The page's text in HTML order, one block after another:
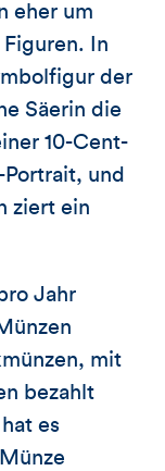
eher um
In
der
Säerin die
10-Cent-
und
ziert ein
Jahr
mit
bezahlt
es